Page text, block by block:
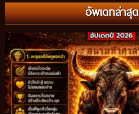
อัพเดทล่าสุด